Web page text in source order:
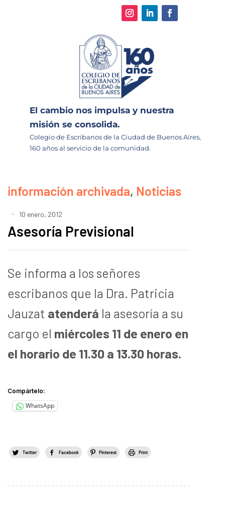
El cambio nos impulsa y nuestra
misión se consolida.
Colegio de Escribanos de la Ciudad de Buenos Aires,
160 años al servicio de la comunidad.
información archivada, Noticias
10 enero, 2012
Asesoría Previsional
Se informa a los señores
escribanos que la Dra. Patricia
Jauzat atenderá la asesoría a su
cargo el miércoles 11 de enero en
el horario de 11.30 a 13.30 horas.
Compártelo:
WhatsApp
Twitter Facebook Pinterest Print